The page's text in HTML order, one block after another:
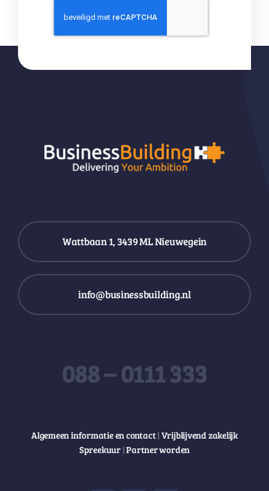
Wattbaan 1, 3439 ML Nieuwegein
info@businessbuilding.nl
088 – 0111 333
Algemeen informatie en contact | Vrijblijvend zakelijk
Spreekuur |Partner worden